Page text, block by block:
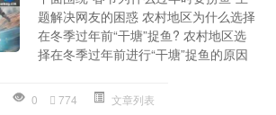
题解决网友的困惑 农村地区为什么选择
在冬季过年前“干塘”捉鱼? 农村地区选
择在冬季过年前进行“干塘”捉鱼的原因
0 774 文章列表